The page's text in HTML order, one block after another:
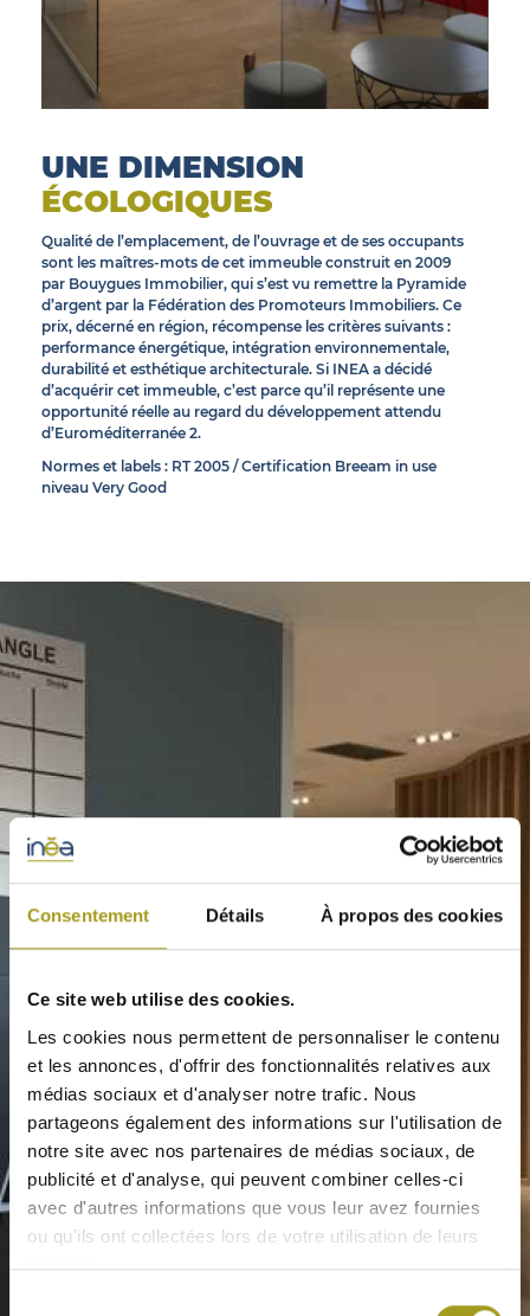
Consentement Détails À propos des cookies
Ce site web utilise des cookies.
Les cookies nous permettent de personnaliser le contenu
et les annonces, d'offrir des fonctionnalités relatives aux
médias sociaux et d'analyser notre trafic. Nous
partageons également des informations sur l'utilisation de
notre site avec nos partenaires de médias sociaux, de
publicité et d'analyse, qui peuvent combiner celles-ci
avec d'autres informations que vous leur avez fournies
ou qu'ils ont collectées lors de votre utilisation de leurs
services.
UNE DIMENSION
ÉCOLOGIQUES
Qualité de l’emplacement, de l’ouvrage et de ses occupants
sont les maîtres-mots de cet immeuble construit en 2009
par Bouygues Immobilier, qui s’est vu remettre la Pyramide
d’argent par la Fédération des Promoteurs Immobiliers. Ce
prix, décerné en région, récompense les critères suivants :
performance énergétique, intégration environnementale,
durabilité et esthétique architecturale. Si INEA a décidé
d’acquérir cet immeuble, c’est parce qu’il représente une
opportunité réelle au regard du développement attendu
d’Euroméditerranée 2.
Normes et labels : RT 2005 / Certification Breeam in use
niveau Very Good